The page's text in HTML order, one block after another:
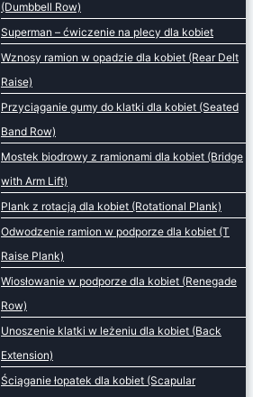
(Dumbbell Row)
Superman – ćwiczenie na plecy dla kobiet
Wznosy ramion w opadzie dla kobiet (Rear Delt
Raise)
Przyciąganie gumy do klatki dla kobiet (Seated
Band Row)
Mostek biodrowy z ramionami dla kobiet (Bridge
with Arm Lift)
Plank z rotacją dla kobiet (Rotational Plank)
Odwodzenie ramion w podporze dla kobiet (T
Raise Plank)
Wiosłowanie w podporze dla kobiet (Renegade
Row)
Unoszenie klatki w leżeniu dla kobiet (Back
Extension)
Ściąganie łopatek dla kobiet (Scapular